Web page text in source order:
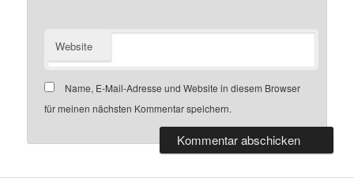
Website
Name, E-Mail-Adresse und Website in diesem Browser
für meinen nächsten Kommentar speichern.